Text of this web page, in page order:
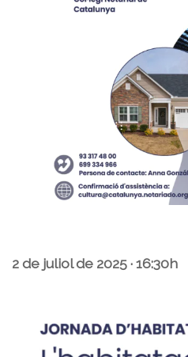
2 de juliol de 2025 · 16:30h